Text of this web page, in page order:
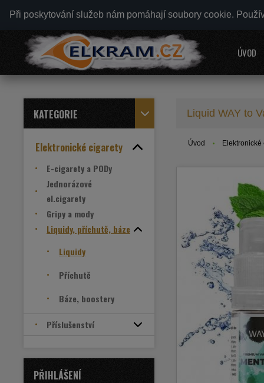
Při poskytování služeb nám pomáhají soubory cookie.
ÚVOD
KATEGORIE
Elektronické cigarety
E-cigarety a PODy
Jednorázové
el.cigarety
Gripy a mody
Liquidy, příchutě, báze
Liquidy
Příchutě
Báze, boostery
Příslušenství
PŘIHLÁŠENÍ
Liquid WAY to
Úvod Elektronické